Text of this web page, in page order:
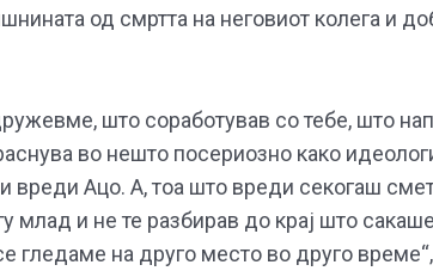
од смртта на неговиот колега и
што соработував со тебе, што
во нешто посериозно како
вреди Ацо. А, тоа што вреди секогаш
млад и не те разбирав до крај што
гледаме на друго место во друго